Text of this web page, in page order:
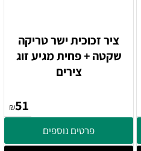
ציר זכוכית ישר טריקה
שקטה + פחית מגיע זוג
צירים
₪51
פרטים נוספים